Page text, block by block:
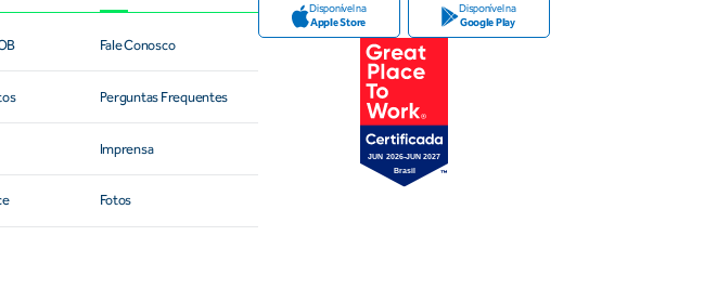
Fale Conosco
Perguntas Frequentes
Imprensa
Fotos
Disponível na
Apple Store
Disponível na
Google Play